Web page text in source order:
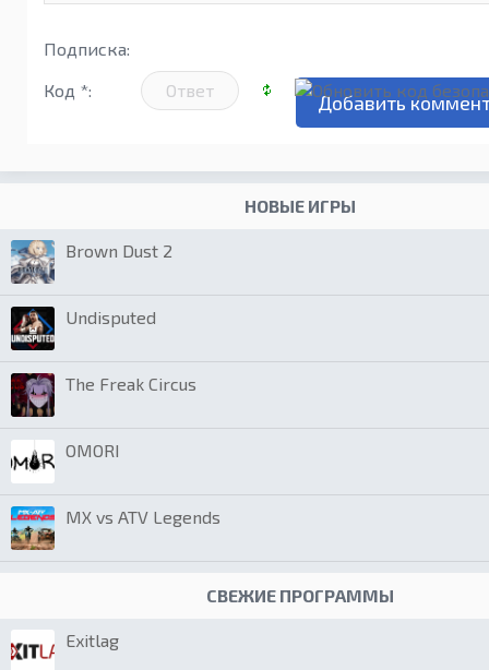
Подписка:
Код *:
НОВЫЕ ИГРЫ
Brown Dust 2
Undisputed
The Freak Circus
OMORI
MX vs ATV Legends
СВЕЖИЕ ПРОГРАММЫ
Exitlag